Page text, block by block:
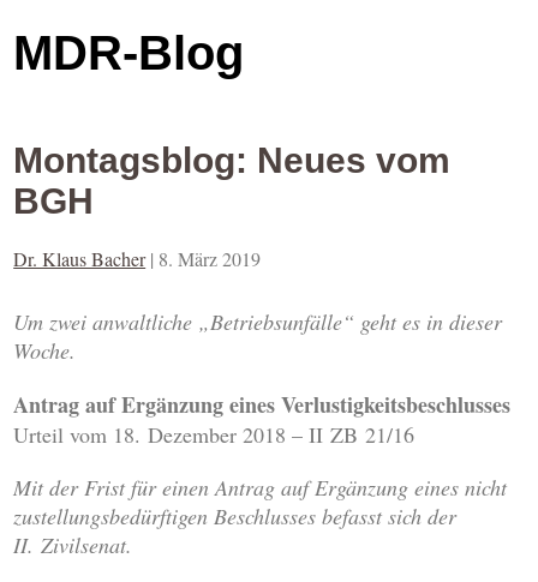
MDR-Blog
Montagsblog: Neues vom
BGH
Dr. Klaus Bacher | 8. März 2019
Um zwei anwaltliche „Betriebsunfälle“ geht es in dieser
Woche.
Antrag auf Ergänzung eines Verlustigkeitsbeschlusses
Urteil vom 18. Dezember 2018 – II ZB 21/16
Mit der Frist für einen Antrag auf Ergänzung eines nicht
zustellungsbedürftigen Beschlusses befasst sich der
II. Zivilsenat.